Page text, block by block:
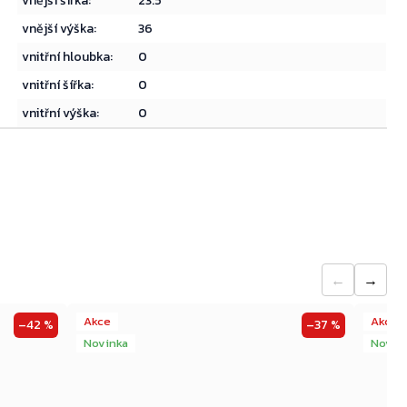
vnější výška:
36
vnitřní hloubka:
0
vnitřní šířka:
0
vnitřní výška: 0
← →
–42 %
Akce
Novinka
–37 %
Akce
Přejít do košíku